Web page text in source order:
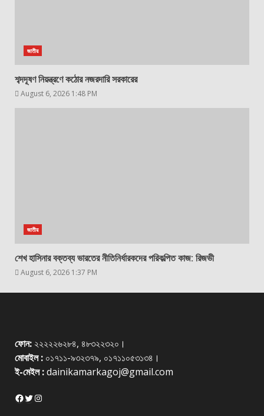
জাতীয়
শব্দদূষণ নিয়ন্ত্রণে কঠোর নজরদারি সরকারের
August 6, 2026 1:48 PM
জাতীয়
শেখ হাসিনার বক্তব্য ভারতের নীতিনির্ধারকদের পরিকল্পিত কাজ: রিজভী
August 6, 2026 1:37 PM
ফোন: ২২২২২৬২৮৪, ৪৮৩২২৩২০।
মোবাইল : ০১৭১১-৯৩২৩৭৯, ০১৭১১০৫৩১৩৪।
ই-মেইল :dainikamarkagoj@gmail.com
Facebook
Twitter
Instagram